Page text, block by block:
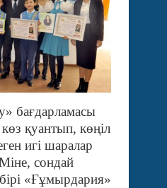
бағдарламасы
қуантып, көңіл
игі шаралар
сондай
«Ғұмырдария»